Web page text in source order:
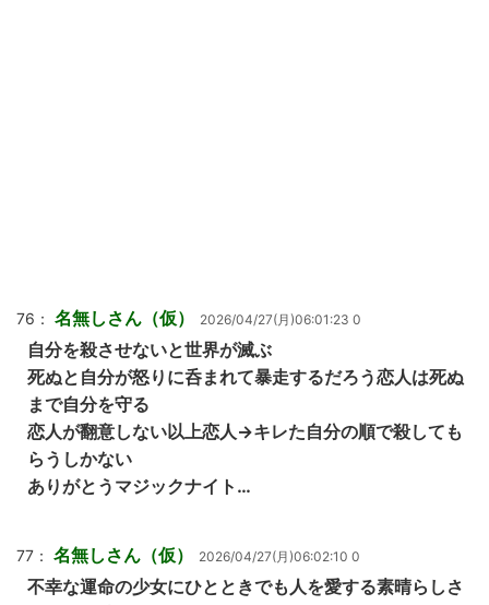
76： 名無しさん（仮） 2026/04/27(月)06:01:23 0
自分を殺させないと世界が滅ぶ
死ぬと自分が怒りに呑まれて暴走するだろう恋人は死ぬ
まで自分を守る
恋人が翻意しない以上恋人→キレた自分の順で殺しても
らうしかない
ありがとうマジックナイト…
77： 名無しさん（仮） 2026/04/27(月)06:02:10 0
不幸な運命の少女にひとときでも人を愛する素晴らしさ